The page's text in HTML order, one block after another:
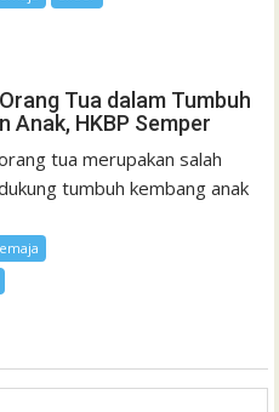
Tua dalam Tumbuh
Anak, HKBP Semper
tua merupakan salah
tumbuh kembang anak